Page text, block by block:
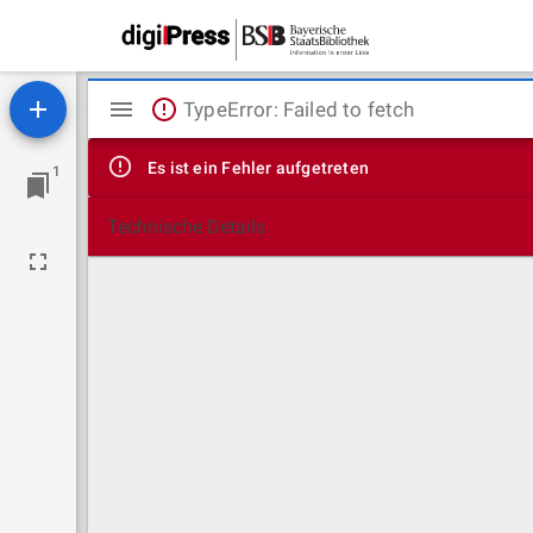
1
Mirador
Viewer
TypeError: Failed to fetch
Es ist ein Fehler aufgetreten
Technische Details